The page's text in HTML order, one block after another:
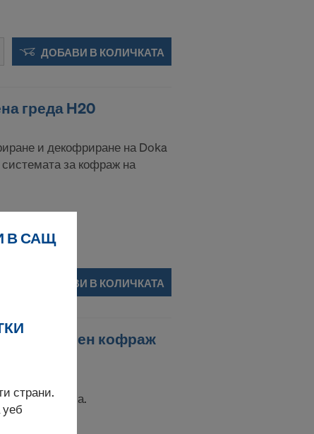
ДОБАВИ В КОЛИЧКАТА
греда H20
и декофриране на Doka
за кофраж на
ДОБАВИ В КОЛИЧКАТА
страничен кофраж
на плоча.
В САЩ
страни.